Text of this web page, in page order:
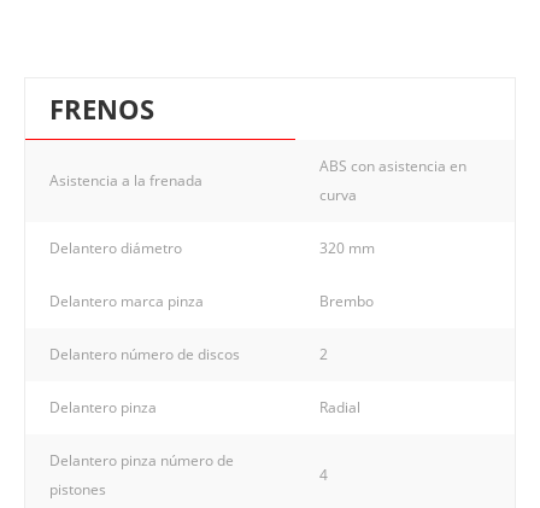
FRENOS
Asistencia a la frenada
ABS con asistencia en
curva
Delantero diámetro 320 mm
Delantero marca pinza Brembo
Delantero número de discos 2
Delantero pinza Radial
Delantero pinza número de
pistones
4